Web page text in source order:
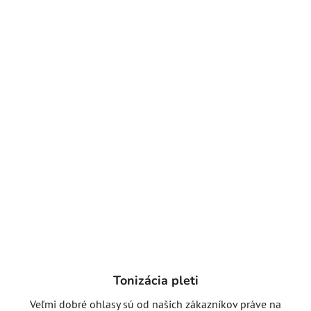
Tonizácia pleti
Veľmi dobré ohlasy sú od našich zákazníkov práve na